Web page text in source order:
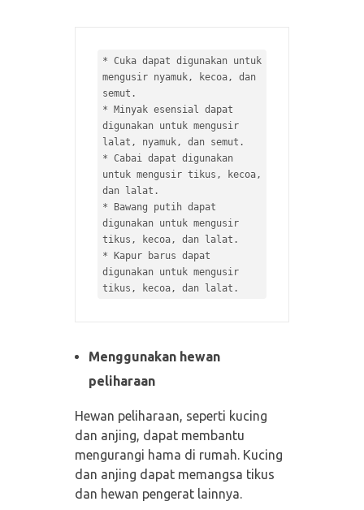
* Cuka dapat digunakan untuk
mengusir nyamuk, kecoa, dan
* Minyak esensial dapat
digunakan untuk mengusir
* Cabai dapat digunakan
untuk mengusir tikus, kecoa,
* Bawang putih dapat
digunakan untuk mengusir
* Kapur barus dapat
digunakan untuk mengusir
Menggunakan hewan
peliharaan
Hewan peliharaan, seperti kucing
dan anjing, dapat membantu
mengurangi hama di rumah. Kucing
dan anjing dapat memangsa tikus
dan hewan pengerat lainnya.